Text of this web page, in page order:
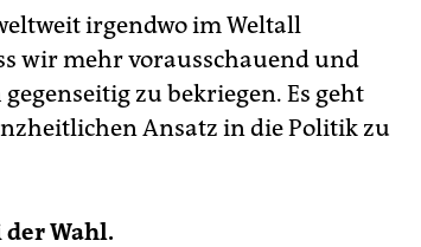
irgendwo im Weltall
wir mehr vorausschauend und
zu bekriegen. Es geht
Ansatz in die Politik zu
Wahl.